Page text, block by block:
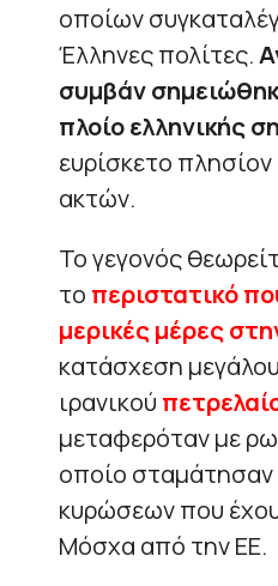
οποίων
Έλληνες πολίτες.
συμβάν
πλοίο ελληνικής
ευρίσκετο
ακτών.
Το γεγονός
το περιστατικό
μερικές μέρες
κατάσχεση
ιρανικού
μεταφερόταν με
οποίο
κυρώσεων που
Μόσχα από την ΕΕ.